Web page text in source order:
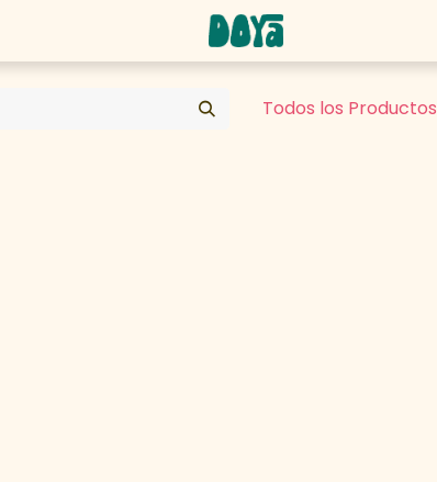
Todos los Productos